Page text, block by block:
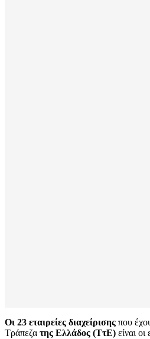
Οι 23 εταιρείες διαχείρισης που
Τράπεζα της Ελλάδος (ΤτΕ) είναι οι